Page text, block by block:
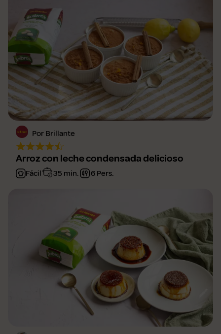
Por Brillante
Arroz con leche condensada delicioso
Fácil 35 min. 6 Pers.